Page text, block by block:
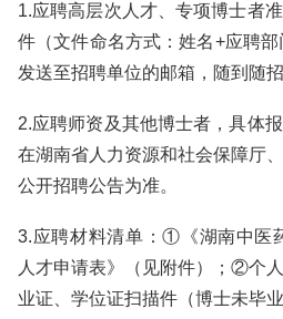
1.应聘高层次人才、专项博士者
件（文件命名方式：姓名+应聘部
发送至招聘单位的邮箱，随到随招
2.应聘师资及其他博士者，具体
在湖南省人力资源和社会保障厅
公开招聘公告为准。
3.应聘材料清单：①《湖南中医
人才申请表》（见附件）；②个
业证、学位证扫描件（博士未毕